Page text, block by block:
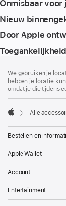
Onmisbaar voor
Nieuw
Door Apple
Toegankelijkheid
We gebruiken je
hebben je locatie
omdat je die tijdens
Alle
Bestellen en
Apple Wallet
Account
Entertainment